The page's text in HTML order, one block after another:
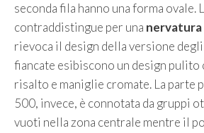
seconda fila hanno una forma ovale.
contraddistingue per una nervatura
rievoca il design della versione degli
fiancate esibiscono un design pulito
risalto e maniglie cromate. La parte
500, invece, è connotata da gruppi
vuoti nella zona centrale mentre il